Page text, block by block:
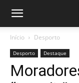
Início Desporto
Desporto Destaque